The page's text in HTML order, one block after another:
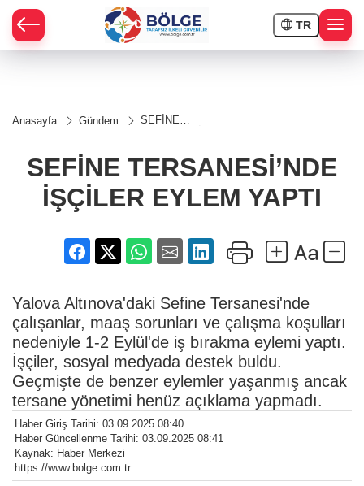
TR
Anasayfa Gündem
SEFİNE
YAPTI
SEFİNE TERSANESİ’NDE
İŞÇİLER EYLEM YAPTI
Yalova Altınova'daki Sefine Tersanesi'nde
çalışanlar, maaş sorunları ve çalışma koşulları
nedeniyle 1-2 Eylül'de iş bırakma eylemi yaptı.
İşçiler, sosyal medyada destek buldu.
Geçmişte de benzer eylemler yaşanmış ancak
tersane yönetimi henüz açıklama yapmadı.
Haber Giriş Tarihi: 03.09.2025 08:40
Haber Güncellenme Tarihi: 03.09.2025 08:41
Kaynak: Haber Merkezi
https://www.bolge.com.tr